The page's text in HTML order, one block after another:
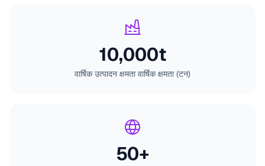
10,000t
वार्षिक उत्पादन क्षमता वार्षिक क्षमता (टन)
50+